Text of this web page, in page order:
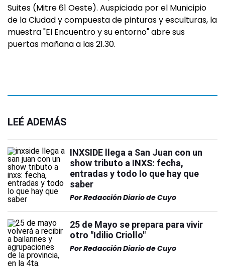
Suites (Mitre 61 Oeste). Auspiciada por el Municipio
de la Ciudad y compuesta de pinturas y esculturas, la
muestra "El Encuentro y su entorno" abre sus
puertas mañana a las 21.30.
LEÉ ADEMÁS
INXSIDE llega a San Juan con un
show tributo a INXS: fecha,
entradas y todo lo que hay que
saber
PorRedacción Diario de Cuyo
25 de Mayo se prepara para vivir
otro "Idilio Criollo"
PorRedacción Diario de Cuyo